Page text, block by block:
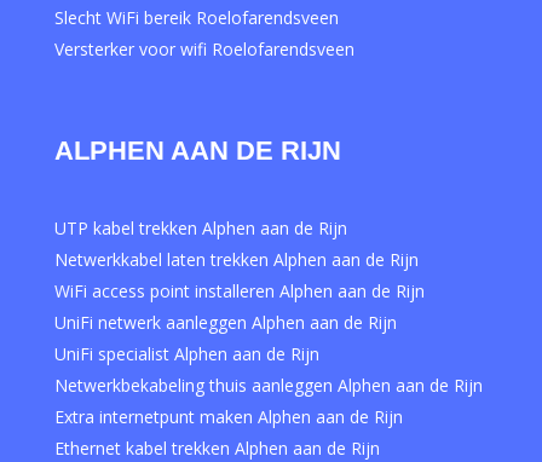
Slecht WiFi bereik Roelofarendsveen
Versterker voor wifi Roelofarendsveen
ALPHEN AAN DE RIJN
UTP kabel trekken Alphen aan de Rijn
Netwerkkabel laten trekken Alphen aan de Rijn
WiFi access point installeren Alphen aan de Rijn
UniFi netwerk aanleggen Alphen aan de Rijn
UniFi specialist Alphen aan de Rijn
Netwerkbekabeling thuis aanleggen Alphen aan de Rijn
Extra internetpunt maken Alphen aan de Rijn
Ethernet kabel trekken Alphen aan de Rijn